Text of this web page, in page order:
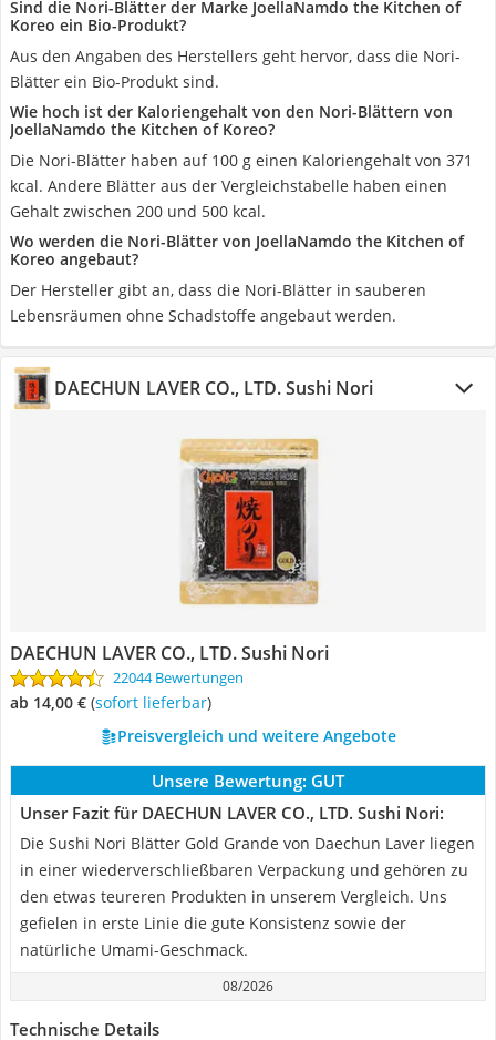
Sind die Nori-Blätter der Marke JoellaNamdo the Kitchen of
Koreo ein Bio-Produkt?
Aus den Angaben des Herstellers geht hervor, dass die Nori-
Blätter ein Bio-Produkt sind.
Wie hoch ist der Kaloriengehalt von den Nori-Blättern von
JoellaNamdo the Kitchen of Koreo?
Die Nori-Blätter haben auf 100 g einen Kaloriengehalt von 371
kcal. Andere Blätter aus der Vergleichstabelle haben einen
Gehalt zwischen 200 und 500 kcal.
Wo werden die Nori-Blätter von JoellaNamdo the Kitchen of
Koreo angebaut?
Der Hersteller gibt an, dass die Nori-Blätter in sauberen
Lebensräumen ohne Schadstoffe angebaut werden.
DAECHUN LAVER CO., LTD. Sushi Nori
DAECHUN LAVER CO., LTD. Sushi Nori
22044 Bewertungen
ab 14,00 € ( Sofort lieferbar)
Preisvergleich und weitere Angebote
Unsere Bewertung: GUT
Unser Fazit für DAECHUN LAVER CO., LTD. Sushi Nori:
Die Sushi Nori Blätter Gold Grande von Daechun Laver liegen
in einer wiederverschließbaren Verpackung und gehören zu
den etwas teureren Produkten in unserem Vergleich. Uns
gefielen in erste Linie die gute Konsistenz sowie der
natürliche Umami-Geschmack.
08/2026
Technische Details